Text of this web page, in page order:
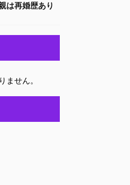
は再婚歴あり
ません。